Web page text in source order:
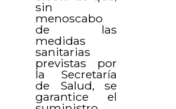
sin
menoscabo
de las
medidas
sanitarias
previstas por
la Secretaría
de Salud, se
garantice el